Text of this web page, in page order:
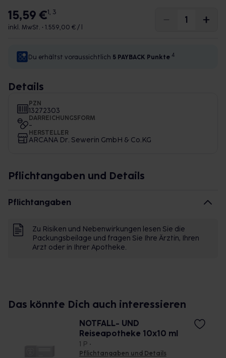
15,59 €1, 3
inkl. MwSt. • 1.559,00 € / l
Du erhältst voraussichtlich 5 PAYBACK Punkte 4
Details
PZN
13272303
DARREICHUNGSFORM
-
HERSTELLER
ARCANA Dr. Sewerin GmbH & Co.KG
Pflichtangaben und Details
Pflichtangaben
Zu Risiken und Nebenwirkungen lesen Sie die
Packungsbeilage und fragen Sie Ihre Ärztin, Ihren
Arzt oder in Ihrer Apotheke.
Das könnte Dich auch interessieren
NOTFALL- UND
Reiseapotheke 10x10 ml
1 P •
Pflichtangaben und Details